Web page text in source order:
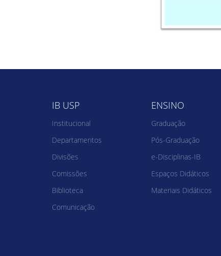
IB USP
Institucional
Departamentos
Divisões
Comissões
Biblioteca
Comunicação
ENSINO
Graduação
Pós-Graduação
e-Disciplinas-IB
Espaços Didáticos
Materiais Didáticos